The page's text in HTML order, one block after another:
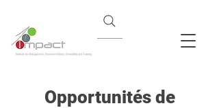
Opportunités de